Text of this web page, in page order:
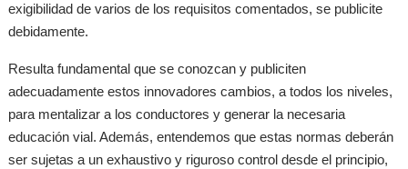
exigibilidad de varios de los requisitos comentados, se publicite
debidamente.
Resulta fundamental que se conozcan y publiciten
adecuadamente estos innovadores cambios, a todos los niveles,
para mentalizar a los conductores y generar la necesaria
educación vial. Además, entendemos que estas normas deberán
ser sujetas a un exhaustivo y riguroso control desde el principio,